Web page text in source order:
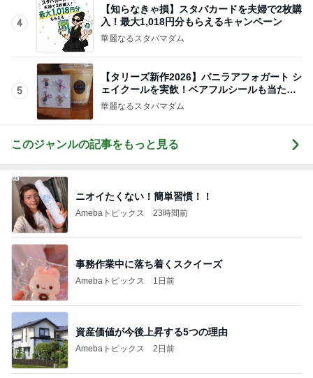
4
【知らなきゃ損】スタバカードを夫婦で2枚購
入！最大1,018円分もらえるキャンペーン
華麗なるスタバマダム
5
【タリーズ新作2026】バニラアフォガート シ
ェイクールを実飲！ベアフルシールも当たっ
た！
華麗なるスタバマダム
このジャンルの記事をもっと見る
ニオイたくない！簡単習慣！！
Amebaトピックス 23時間前
事務作業中に落ち着くスクイーズ
Amebaトピックス 1日前
資産価値が今後上昇する5つの理由
Amebaトピックス 2日前